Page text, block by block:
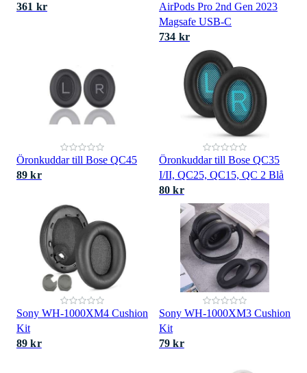
361 kr
AirPods Pro 2nd Gen 2023
Magsafe USB-C
734 kr
Öronkuddar till Bose QC45
89 kr
Öronkuddar till Bose QC35
I/II, QC25, QC15, QC 2 Blå
80 kr
Sony WH-1000XM4 Cushion
Kit
89 kr
Sony WH-1000XM3 Cushion
Kit
79 kr